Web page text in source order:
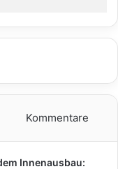
Kommentare
Innenausbau: